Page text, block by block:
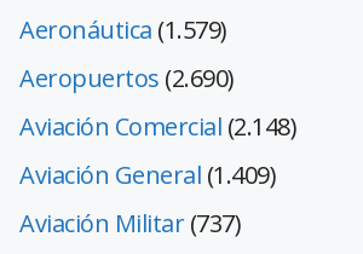
Aeronáutica (1.579)
Aeropuertos (2.690)
Aviación Comercial (2.148)
Aviación General (1.409)
Aviación Militar(737)